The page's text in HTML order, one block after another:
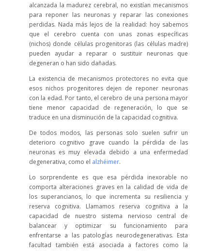
alcanzada la madurez cerebral, no existían mecanismos
para reponer las neuronas y reparar las conexiones
perdidas. Nada más lejos de la realidad: hoy sabemos
que el cerebro cuenta con unas zonas específicas
(nichos) donde células progenitoras (las células madre)
pueden ayudar a reparar o sustituir neuronas que
degeneran o han sido dañadas.
La existencia de mecanismos protectores no evita que
esos nichos progenitores dejen de reponer neuronas
con la edad. Por tanto, el cerebro de una persona mayor
tiene menor capacidad de regeneración, lo que se
traduce en una disminución de la capacidad cognitiva.
De todos modos, las personas solo suelen sufrir un
deterioro cognitivo grave cuando la pérdida de las
neuronas es muy elevada debido a una enfermedad
degenerativa, como el alzhéimer.
Lo sorprendente es que esa pérdida inexorable no
comporta alteraciones graves en la calidad de vida de
los superancianos, lo que incrementa su resiliencia y
reserva cognitiva. Llamamos reserva cognitiva a la
capacidad de nuestro sistema nervioso central de
balancear y optimizar su funcionamiento para
enfrentarse a las patologías neurodegenerativas. Esta
facultad también está asociada a factores como la